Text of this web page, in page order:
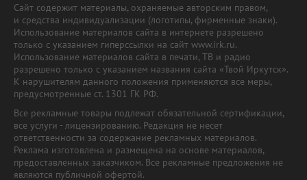
Сайт содержит материалы, охраняемые авторским правом,
и средства индивидуализации (логотипы, фирменные знаки).
Использование материалов сайта в интернете разрешено
только с указанием гиперссылки на сайт www.irk.ru.
Использование материалов сайта в печати, ТВ и радио
разрешено только с указанием названия сайта «Твой Иркутск».
К нарушителям данного положения применяются все меры,
предусмотренные ст. 1301 ГК РФ.
Все рекламные товары подлежат обязательной сертификации,
все услуги - лицензированию. Редакция не несет
ответственности за содержание рекламных материалов.
Реклама изготовлена и размещена на основе материалов,
предоставленных заказчиком. Все рекламные предложения не
являются публичной офертой.